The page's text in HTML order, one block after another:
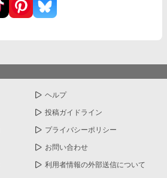
ヘルプ
投稿ガイドライン
プライバシーポリシー
お問い合わせ
利用者情報の外部送信について